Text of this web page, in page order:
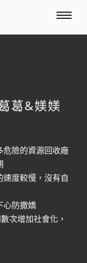
葛&媄媄
危險的資源回收廠
度較慢，沒有自
心防撒嬌
次增加社會化，